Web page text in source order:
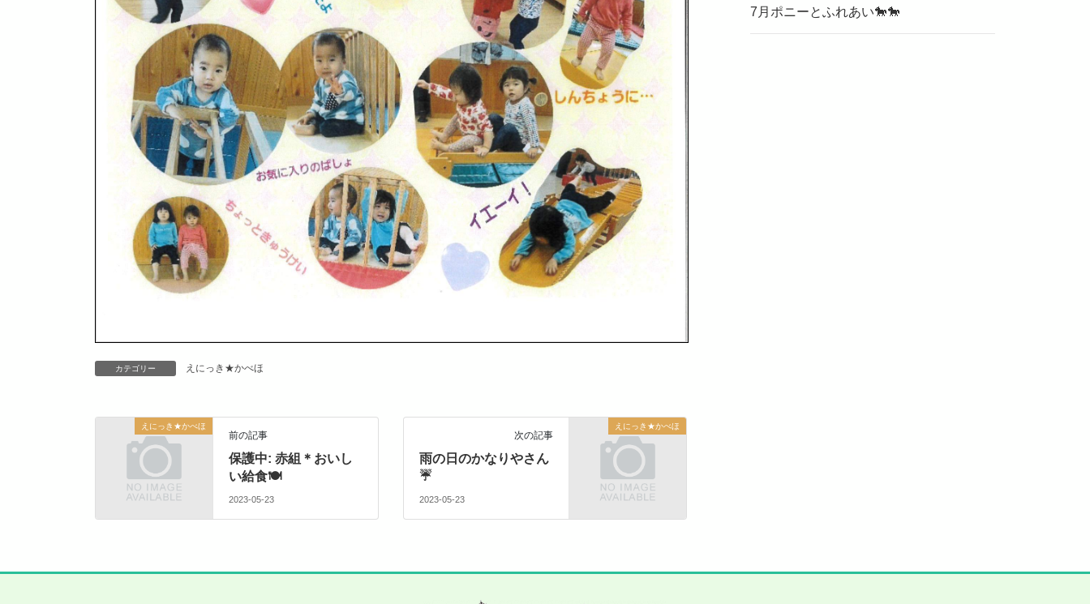
カテゴリー えにっき★かべほ
えにっき★かべほ
前の記事
保護中: 赤組＊おいし
い給食🍽
2023-05-23
えにっき★かべほ
次の記事
雨の日のかなりやさん
☔
2023-05-23
7月ポニーとふれあい🐎🐎